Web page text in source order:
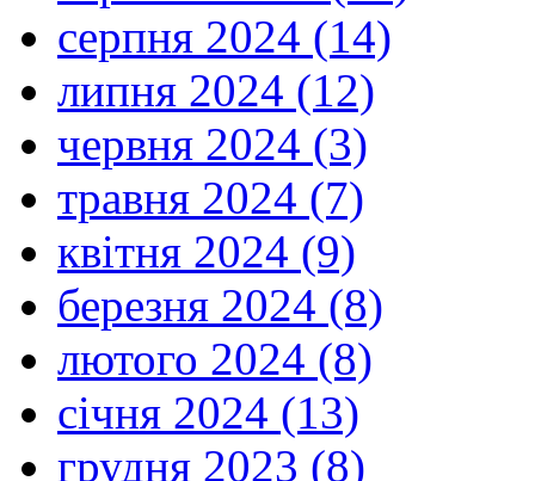
серпня 2024 (14)
липня 2024 (12)
червня 2024 (3)
травня 2024 (7)
квітня 2024 (9)
березня 2024 (8)
лютого 2024 (8)
січня 2024 (13)
грудня 2023 (8)